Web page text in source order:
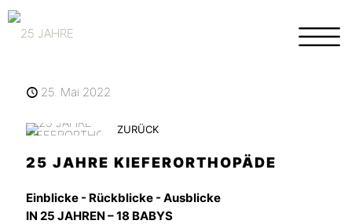
25. Mai 2022
ZURÜCK
25 JAHRE KIEFERORTHOPÄDE
Einblicke - Rückblicke - Ausblicke
IN 25 JAHREN – 18 BABYS